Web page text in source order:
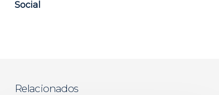
Social
Relacionados